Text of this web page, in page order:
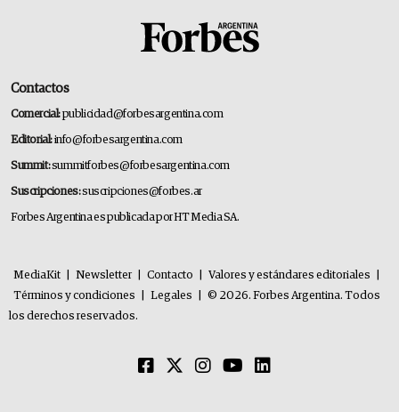
Contactos
Comercial:publicidad@forbesargentina.com
Editorial:info@forbesargentina.com
Summit:summitforbes@forbesargentina.com
Suscripciones:suscripciones@forbes.ar
Forbes Argentina es publicada por HT Media SA.
MediaKit Newsletter Contacto Valores y estándares editoriales
Términos y condiciones
Legales
© 2026. Forbes Argentina. Todos
los derechos reservados.